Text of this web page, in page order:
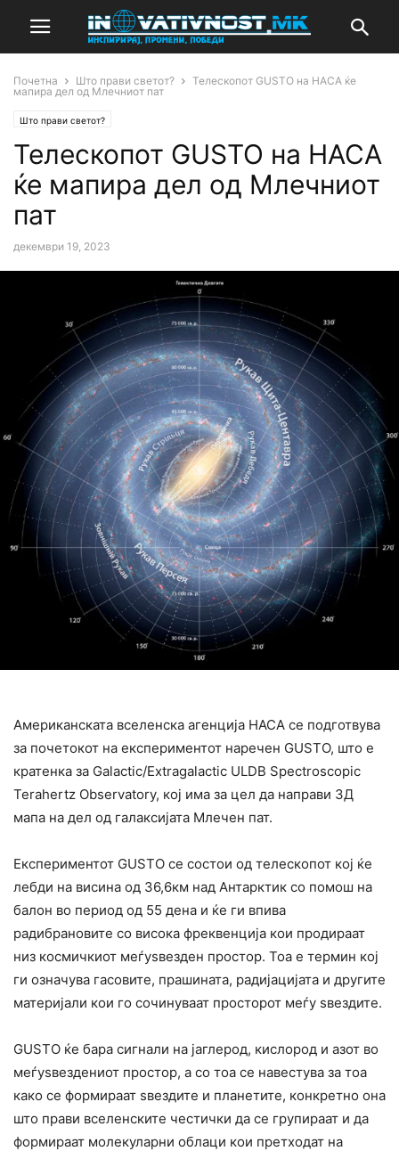
Почетна Што прави светот?
Телескопот GUSTO на НАСА ќе
мапира дел од Млечниот пат
Што прави светот?
Телескопот GUSTO на НАСА
ќе мапира дел од Млечниот
пат
декември 19, 2023
Американската вселенска агенција НАСА се подготвува
за почетокот на експериментот наречен GUSTO, што е
кратенка за Galactic/Extragalactic ULDB Spectroscopic
Terahertz Observatory, кој има за цел да направи 3Д
мапа на дел од галаксијата Млечен пат.
Експериментот GUSTO се состои од телескопот кој ќе
лебди на висина од 36,6км над Антарктик со помош на
балон во период од 55 дена и ќе ги впива
радибрановите со висока фреквенција кои продираат
низ космичкиот меѓуѕвезден простор. Тоа е термин кој
ги означува гасовите, прашината, радијацијата и другите
материјали кои го сочинуваат просторот меѓу ѕвездите.
GUSTO ќе бара сигнали на јаглерод, кислород и азот во
меѓуѕвездениот простор, а со тоа се навестува за тоа
како се формираат ѕвездите и планетите, конкретно она
што прави вселенските честички да се групираат и да
формираат молекуларни облаци кои претходат на